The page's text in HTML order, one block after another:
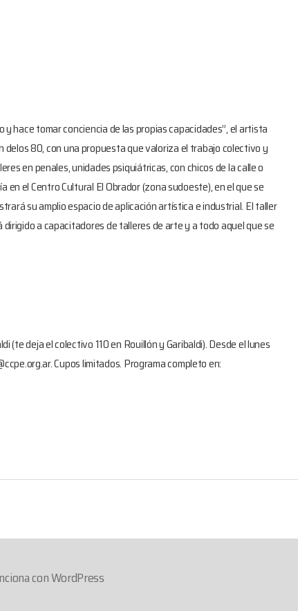
hace tomar conciencia de las propias capacidades”, el artista
80, con una propuesta que valoriza el trabajo colectivo y
en penales, unidades psiquiátricas, con chicos de la calle o
el Centro Cultural El Obrador (zona sudoeste), en el que se
su amplio espacio de aplicación artística e industrial. El taller
a capacitadores de talleres de arte y a todo aquel que se
(te deja el colectivo 110 en Rouillón y Garibaldi). Desde el lunes
Cupos limitados. Programa completo en:
con WordPress